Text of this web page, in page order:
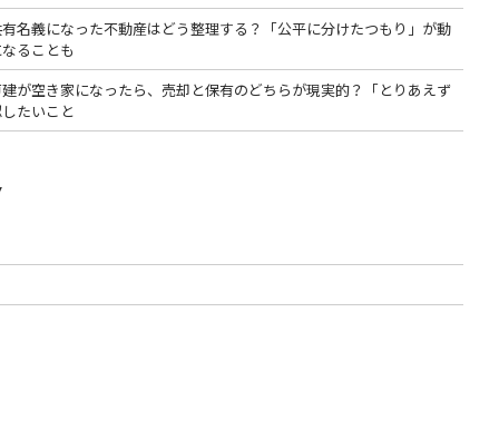
名義になった不動産はどう整理する？「公平に分けたつもり」が動
ることも
が空き家になったら、売却と保有のどちらが現実的？「とりあえず
たいこと